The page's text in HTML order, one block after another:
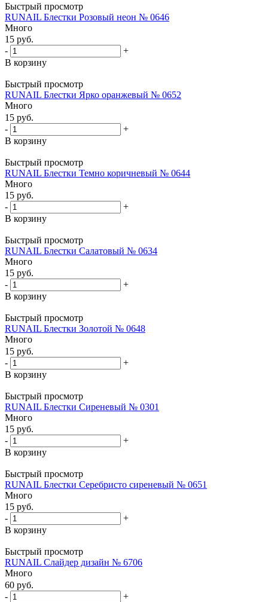
Быстрый просмотр
RUNAIL Блестки Розовый неон № 0646
Много
15 руб.
-
+
В корзину
Быстрый просмотр
RUNAIL Блестки Ярко оранжевый № 0652
Много
15 руб.
-
+
В корзину
Быстрый просмотр
RUNAIL Блестки Темно коричневый № 0644
Много
15 руб.
-
+
В корзину
Быстрый просмотр
RUNAIL Блестки Салатовый № 0634
Много
15 руб.
-
+
В корзину
Быстрый просмотр
RUNAIL Блестки Золотой № 0648
Много
15 руб.
-
+
В корзину
Быстрый просмотр
RUNAIL Блестки Сиреневый № 0301
Много
15 руб.
-
+
В корзину
Быстрый просмотр
RUNAIL Блестки Серебристо сиреневый № 0651
Много
15 руб.
-
+
В корзину
Быстрый просмотр
RUNAIL Слайдер дизайн № 6706
Много
60 руб.
-
+